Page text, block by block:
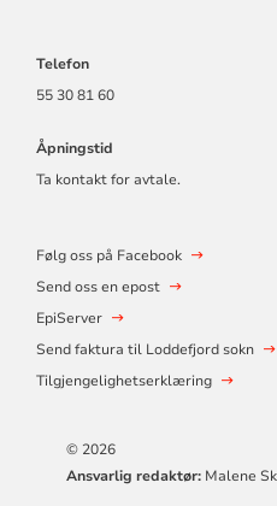
Telefon
55 30 81 60
Åpningstid
Ta kontakt for avtale.
Følg oss på Facebook
Send oss en epost
EpiServer
Send faktura til Loddefjord sokn
Tilgjengelighetserklæring
© 2026
Ansvarlig redaktør: Malene